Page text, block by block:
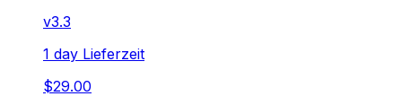
v3.3
1 day Lieferzeit
$29.00